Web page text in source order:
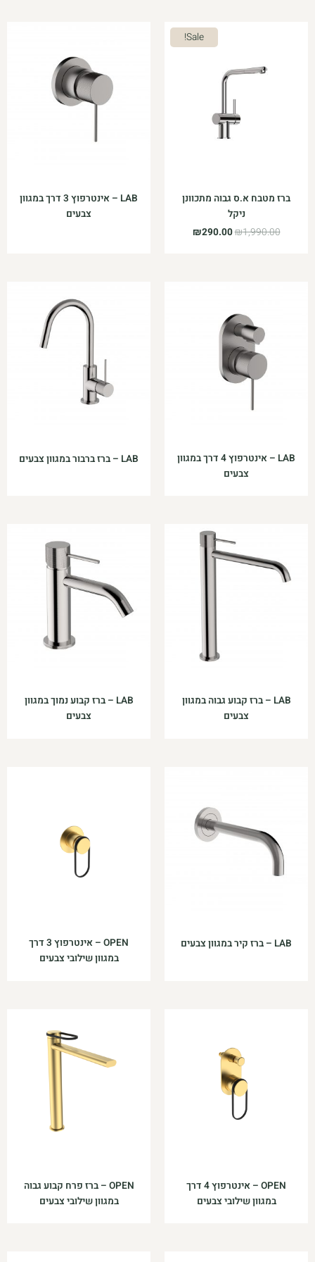
Sale!
ברז מטבח א.ס גבוה מתכוונן
ניקל
₪1,990.00
המחיר
היה:
₪290.00
המחיר
הנוכחי
הוא:
LAB – אינטרפוץ 3 דרך במגוון
צבעים
LAB – אינטרפוץ 4 דרך במגוון
צבעים
LAB – ברז ברבור במגוון צבעים
LAB – ברז קבוע גבוה במגוון
צבעים
LAB – ברז קבוע נמוך במגוון
צבעים
LAB – ברז קיר במגוון צבעים
OPEN – אינטרפוץ 3 דרך
במגוון שילובי צבעים
OPEN – אינטרפוץ 4 דרך
במגוון שילובי צבעים
OPEN – ברז פרח קבוע גבוה
במגוון שילובי צבעים